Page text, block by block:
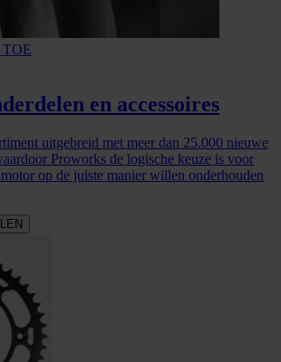
en accessoires
uitgebreid met meer dan 25.000 nieuwe
Proworks de logische keuze is voor
op de juiste manier willen onderhouden